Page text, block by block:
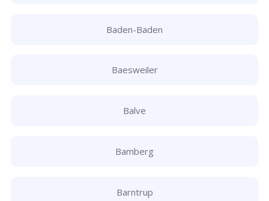
Baden-Baden
Baesweiler
Balve
Bamberg
Barntrup